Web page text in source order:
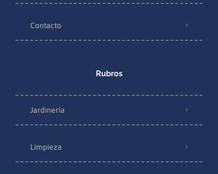
Contacto
Rubros
Jardinería
Limpieza